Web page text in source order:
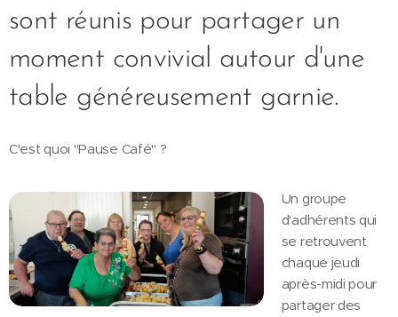
sont réunis pour partager un
moment convivial autour d'une
table généreusement garnie.
C'est quoi "Pause Café" ?
Un groupe
d'adhérents qui
se retrouvent
chaque jeudi
après-midi pour
partager des